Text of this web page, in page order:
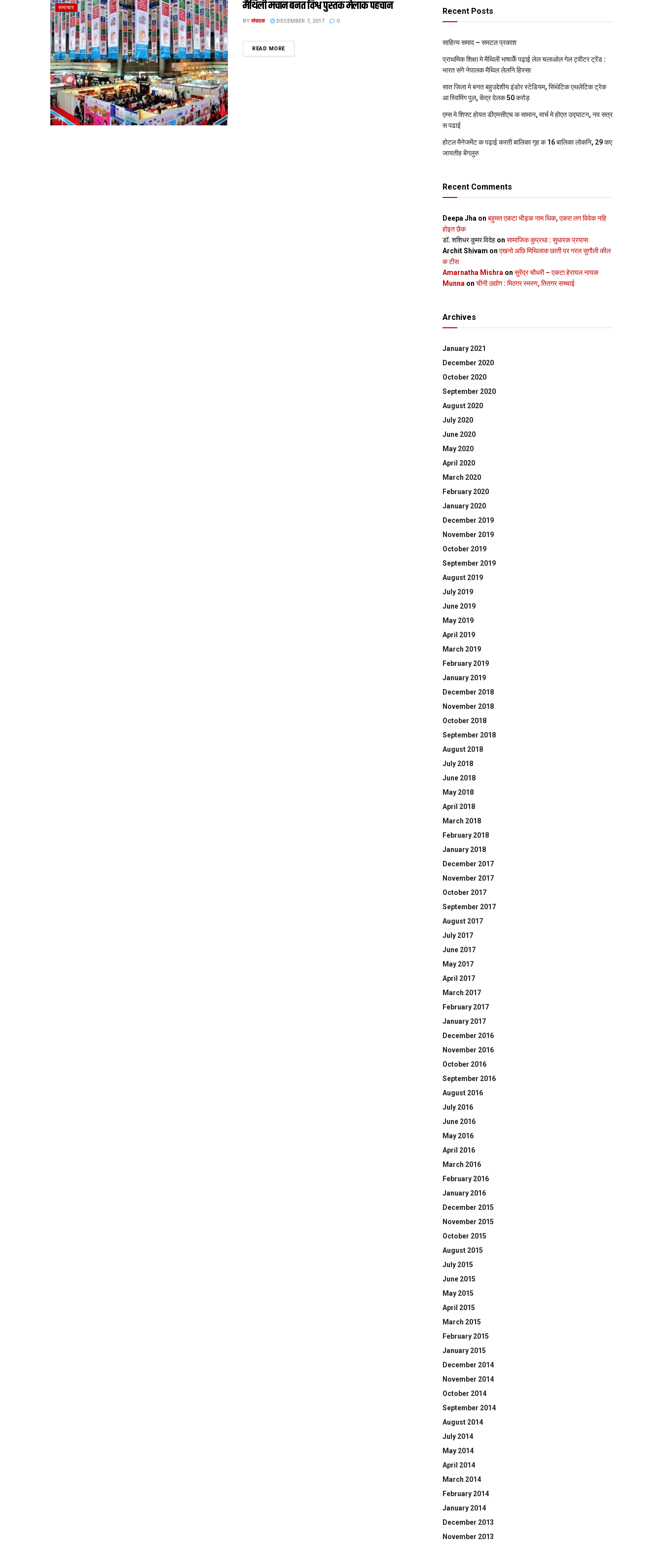
समाचार मैथि‍ली मचान बनत विश्व पुस्तक मेलाक पहचान
BY संपादक DECEMBER 7, 2017 0
READ MOREDETAILS
Recent Posts
साहित्य समाद – समटल प्रकाश
प्राथमिक शि‍क्षा मे मैथि‍ली भाषाकेँ पढ़ाई लेल चलाओल गेल ट्वीटर ट्रेंड :
भारत संगे नेपालक मैथिल लेलनि हिस्सा
सात जिला मे बनत बहुउद्देशीय इंडोर स्‍टेडि‍यम, सिंथेटिक एथलेटिक ट्रेक
आ स्विमिंग पुल, केंद्र देलक 50 करोड़
एम्स मे शिफ्ट होयत डीएमसीएच क सामान, मार्च मे होएत उद्घाटन, नव सत्र
स पढाई
होटल मैनेजमेंट क पढ़ाई करती बालिका गृह क 16 बालिका लोकनि, 29 कए
जायतीह बेंगलुरु
Recent Comments
Deepa Jha on बहुमत एकटा भीड़क नाम थिक, एकरा लग विवेक नहि
होइत छैक
डॉ. शशिधर कुमर विदेह on सामाजिक कुप्रथा : सुधारक प्रयास
Archit Shivam on एखनो अछि मिथिलाक छाती पर गरल सुगौली कील
क टीस
Amarnatha Mishra on सुरेंद्र चौधरी – एकटा हेरायल नायक
Munna on चीनी उद्योग : मिठगर स्‍मरण, तितगर सच्‍चाई
Archives
January 2021
December 2020
October 2020
September 2020
August 2020
July 2020
June 2020
May 2020
April 2020
March 2020
February 2020
January 2020
December 2019
November 2019
October 2019
September 2019
August 2019
July 2019
June 2019
May 2019
April 2019
March 2019
February 2019
January 2019
December 2018
November 2018
October 2018
September 2018
August 2018
July 2018
June 2018
May 2018
April 2018
March 2018
February 2018
January 2018
December 2017
November 2017
October 2017
September 2017
August 2017
July 2017
June 2017
May 2017
April 2017
March 2017
February 2017
January 2017
December 2016
November 2016
October 2016
September 2016
August 2016
July 2016
June 2016
May 2016
April 2016
March 2016
February 2016
January 2016
December 2015
November 2015
October 2015
August 2015
July 2015
June 2015
May 2015
April 2015
March 2015
February 2015
January 2015
December 2014
November 2014
October 2014
September 2014
August 2014
July 2014
May 2014
April 2014
March 2014
February 2014
January 2014
December 2013
November 2013